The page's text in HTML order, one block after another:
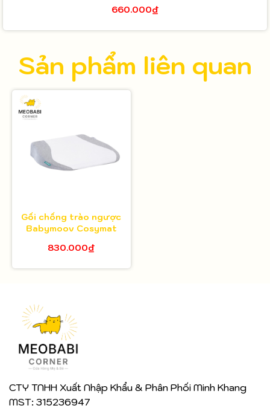
660.000₫
Sản phẩm liên quan
Gối chống trào ngược
Babymoov Cosymat
830.000₫
CTY TNHH Xuất Nhập Khẩu & Phân Phối Minh Khang
MST: 315236947